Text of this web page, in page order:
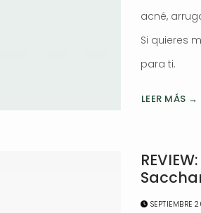
acné,
Si quieres
para ti.
LEER MÁS →
SEPTIEMBRE